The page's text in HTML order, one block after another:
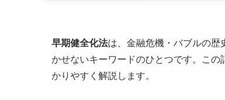
早期健全化法は、金融危機・バブルの歴
かせないキーワードのひとつです。こ
かりやすく解説します。